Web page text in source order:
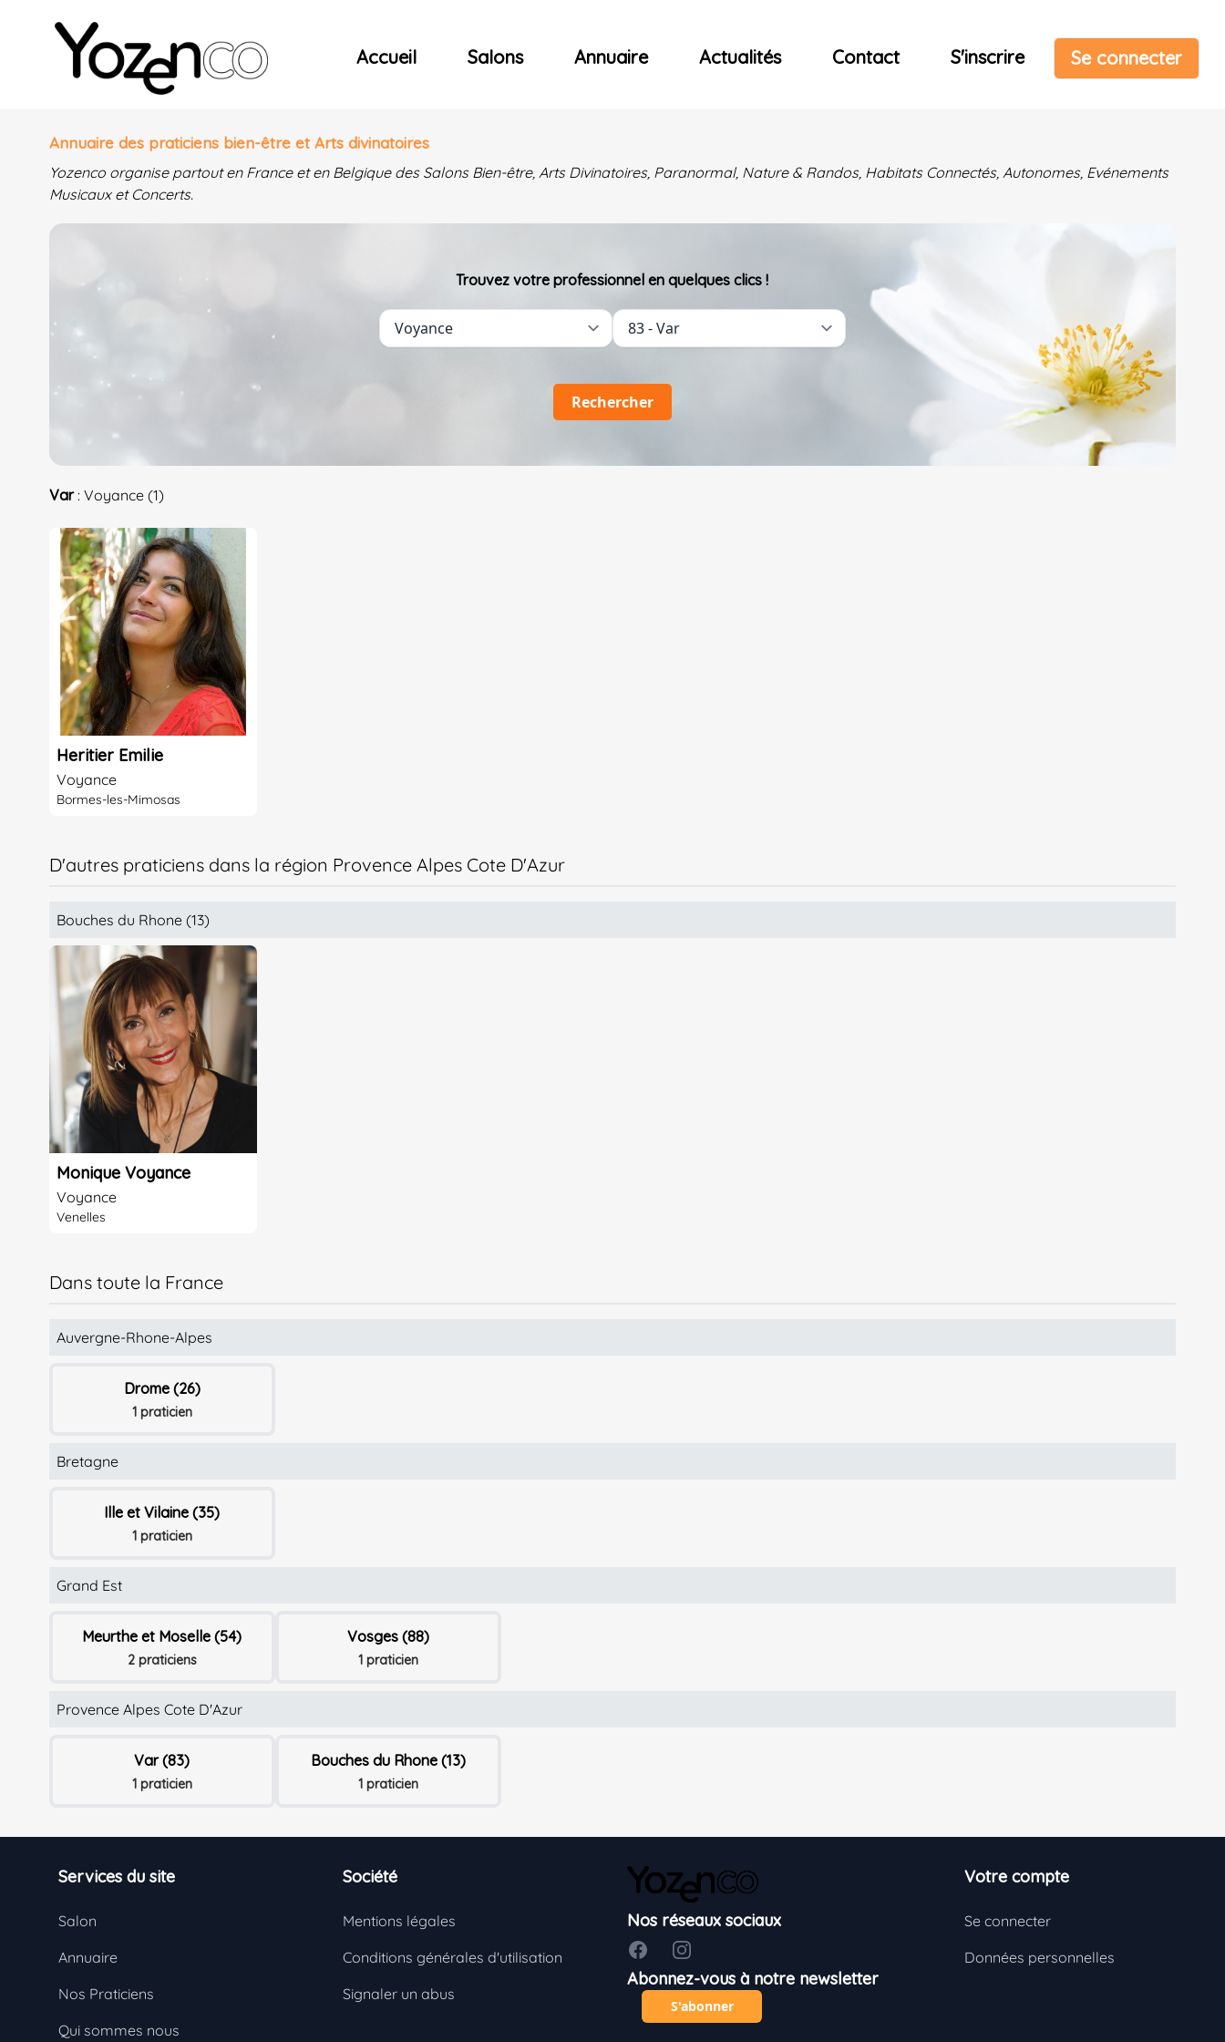
Yozenco - Organisateur de Salons, Evénements et Concerts
Accueil Salons Annuaire Actualités Contact S'inscrire Se connecter
Annuaire des praticiens bien-être et Arts divinatoires
Yozenco organise partout en France et en Belgique des Salons Bien-être, Arts Divinatoires, Paranormal, Nature & Randos, Habitats Connectés, Autonomes, Evénements
Musicaux et Concerts.
Trouvez votre professionnel en quelques clics !
Rechercher
Var : Voyance (1)
Heritier Emilie
Voyance
Bormes-les-Mimosas
D'autres praticiens dans la région Provence Alpes Cote D'Azur
Bouches du Rhone (13)
Monique Voyance
Voyance
Venelles
Dans toute la France
Auvergne-Rhone-Alpes
Drome (26)
1 praticien
Bretagne
Ille et Vilaine (35)
1 praticien
Grand Est
Meurthe et Moselle (54)
2 praticiens
Vosges (88)
1 praticien
Provence Alpes Cote D'Azur
Var (83)
1 praticien
Bouches du Rhone (13)
1 praticien
Services du site
Salon
Annuaire
Nos Praticiens
Qui sommes nous
Société
Mentions légales
Conditions générales d'utilisation
Signaler un abus
Nos réseaux sociaux
FacebookInstagram
Abonnez-vous à notre newsletter
S'abonner
Votre compte
Se connecter
Données personnelles